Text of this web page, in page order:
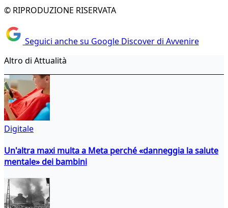
© RIPRODUZIONE RISERVATA
Seguici anche su Google Discover di Avvenire
Altro di Attualità
Digitale
Un'altra maxi multa a Meta perché «danneggia la salute
mentale» dei bambini